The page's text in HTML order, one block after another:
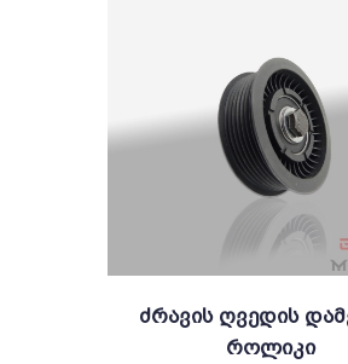
Ძრავის Ღვედის
Როლიკი